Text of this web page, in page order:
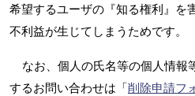
希望するユーザの『知る権利』を
不利益が生じてしまうためです。
なお、個人の氏名等の個人情報
するお問い合わせは「削除申請フ